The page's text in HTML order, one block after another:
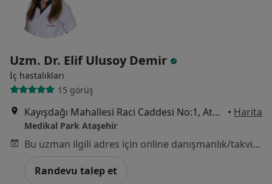
Uzm. Dr. Elif Ulusoy Demir
İç hastalıkları
15 görüş
Kayışdağı Mahallesi Raci Caddesi No:1, Ataşehir • Harita
Medikal Park Ataşehir
Bu uzman ilgili adres için online danışmanlık/takvim sunmuyor.
Randevu talep et